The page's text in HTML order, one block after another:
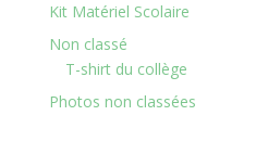
Kit Matériel Scolaire
Non classé
T-shirt du collège
Photos non classées